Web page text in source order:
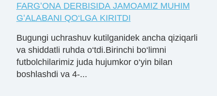
FARGʻONA DERBISIDA JAMOAMIZ MUHIM
GʻALABANI QO‘LGA KIRITDI
Bugungi uchrashuv kutilganidek ancha qiziqarli
va shiddatli ruhda o‘tdi.Birinchi bo‘limni
futbolchilarimiz juda hujumkor o‘yin bilan
boshlashdi va 4-...